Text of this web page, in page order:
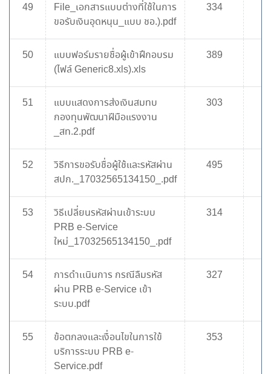
49
File_เอกสารแบบต่างที่ใช้ในการ
ขอรับเงินอุดหนุน_แบบ ชอ.).pdf
334
50
แบบฟอร์มรายชื่อผู้เข้าฝึกอบรม
(ไฟล์ Generic8.xls).xls
389
51
แบบแสดงการส่งเงินสมทบ
กองทุนพัฒนาฝีมือแรงงาน
_สท.2.pdf
303
52
วิธีการขอรับชื่อผู้ใช้และรหัสผ่าน
สปก._17032565134150_.pdf
495
53
วิธีเปลี่ยนรหัสผ่านเข้าระบบ
PRB e-Service
ใหม่_17032565134150_.pdf
314
54
การดำเเนินการ กรณีลืมรหัส
ผ่าน PRB e-Service เข้า
ระบบ.pdf
327
55
ข้อตกลงและเงื่อนไขในการใข้
บริการระบบ PRB e-
Service.pdf
353